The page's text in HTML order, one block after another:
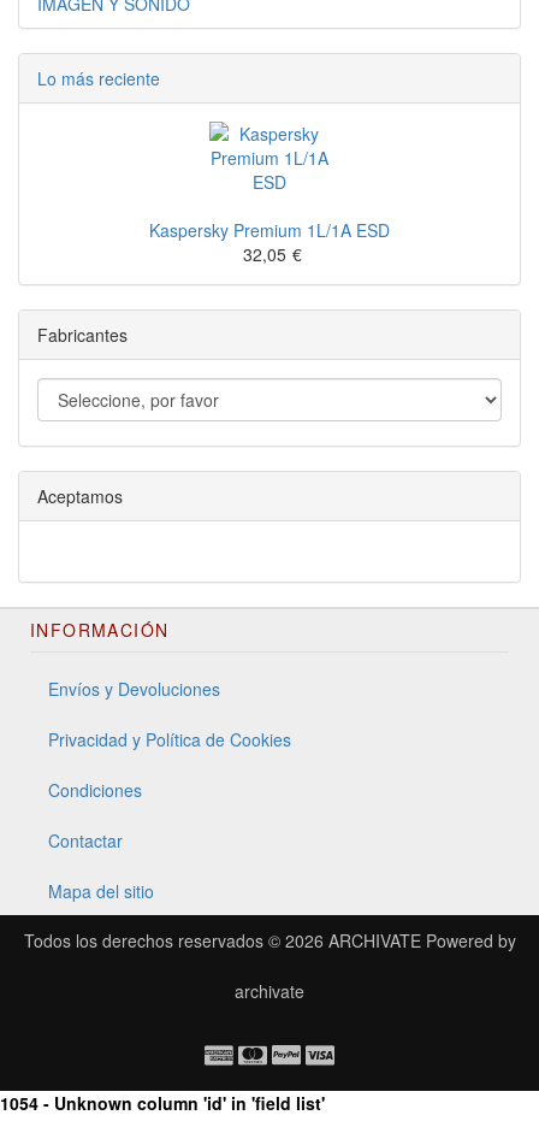
Lo más reciente
Kaspersky Premium 1L/1A ESD
32,05 €
Fabricantes
Aceptamos
INFORMACIÓN
Envíos y Devoluciones
Privacidad y Política de Cookies
Condiciones
Contactar
Mapa del sitio
Todos los derechos reservados © 2026 ARCHIVATEPowered by
archivate
1054 - Unknown column 'id' in 'field list'